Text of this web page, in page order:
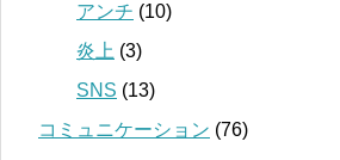
アンチ (10)
炎上 (3)
SNS (13)
コミュニケーション (76)